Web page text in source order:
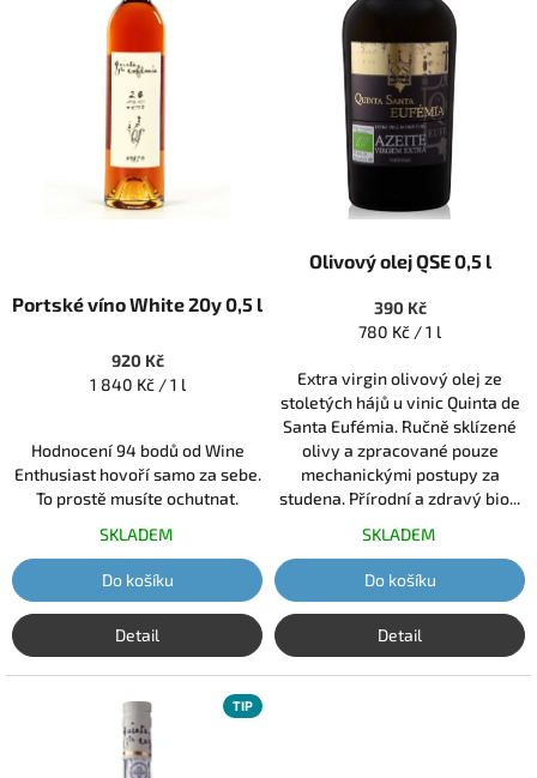
Portské víno White 20y 0,5 l
920 Kč
Měrná
1 840 Kč / 1 l
Hodnocení 94 bodů od Wine
Enthusiast hovoří samo za sebe.
To prostě musíte ochutnat.
SKLADEM
Do košíku
Detail
hodnocení
je
5,0
5
hvězdiček.
Olivový olej QSE 0,5 l
390 Kč
Měrná
780 Kč / 1 l
Extra virgin olivový olej ze
stoletých hájů u vinic Quinta de
Santa Eufémia. Ručně sklízené
olivy a zpracované pouze
mechanickými postupy za
studena. Přírodní a zdravý bio...
SKLADEM
Do košíku
Detail
TIP